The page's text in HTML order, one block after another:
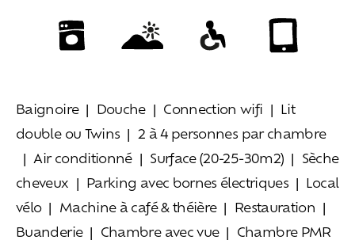
Baignoire Douche Connection wifi
Lit
double ou Twins
2 à 4 personnes par chambre
Air conditionné
Surface (20-25-30m2)
Sèche
cheveux
Parking avec bornes électriques
Local
vélo
Machine à café & théière
Restauration
Buanderie
Chambre avec vue Chambre PMR